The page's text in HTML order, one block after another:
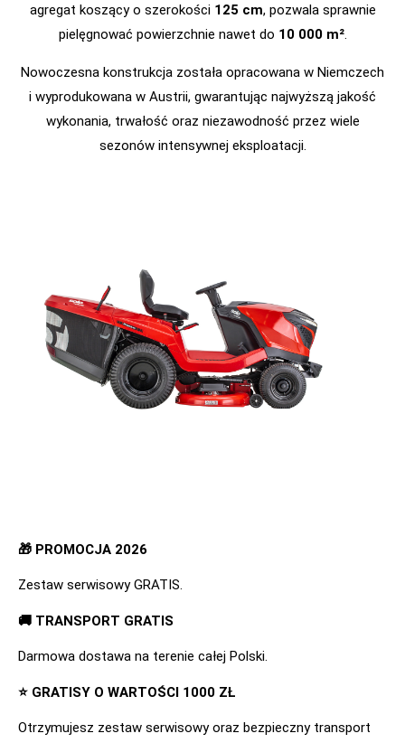
agregat koszący o szerokości 125 cm, pozwala sprawnie
pielęgnować powierzchnie nawet do 10 000 m².
Nowoczesna konstrukcja została opracowana w Niemczech
i wyprodukowana w Austrii, gwarantując najwyższą jakość
wykonania, trwałość oraz niezawodność przez wiele
sezonów intensywnej eksploatacji.
🎁 PROMOCJA 2026
Zestaw serwisowy GRATIS.
🚚 TRANSPORT GRATIS
Darmowa dostawa na terenie całej Polski.
⭐ GRATISY O WARTOŚCI 1000 ZŁ
Otrzymujesz zestaw serwisowy oraz bezpieczny transport